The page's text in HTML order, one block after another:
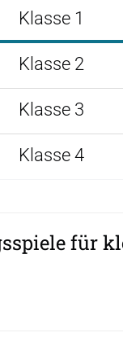
Klasse 1
Klasse 2
Klasse 3
Klasse 4
für